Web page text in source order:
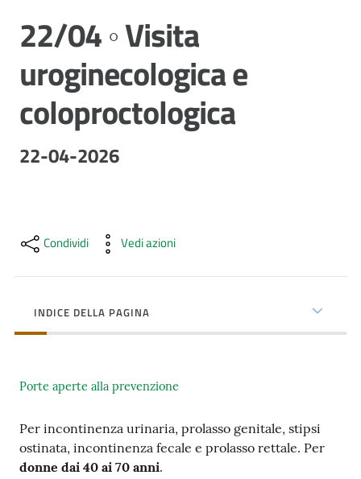
Prestazioni
percorsi
cura
fare
Strutture
Studiare
a
Piacenza
Salta al contenuto
22/04 ◦ Visita
uroginecologica e
coloproctologica
22-04-2026
Condividi Vedi azioni
INDICE DELLA PAGINA
Porte aperte alla prevenzione
Per incontinenza urinaria, prolasso genitale, stipsi
ostinata, incontinenza fecale e prolasso rettale. Per
donne dai 40 ai 70 anni.